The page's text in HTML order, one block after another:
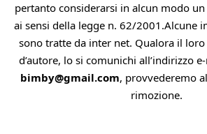
pertanto considerarsi in alcun modo
ai sensi della legge n. 62/2001.Alcune
sono tratte da inter net. Qualora il
d’autore, lo si comunichi all’indirizzo
bimby@gmail.com, provvederemo
rimozione.